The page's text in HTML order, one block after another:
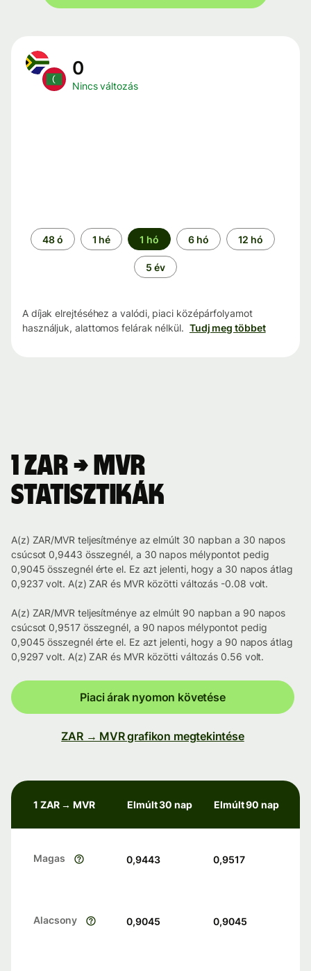
0
Nincs változás
Időszak
48 ó 1 hé 1 hó 6 hó 12 hó
5 év
A díjak elrejtéséhez a valódi, piaci középárfolyamot
használjuk, alattomos felárak nélkül. Tudj meg többet
1 ZAR → MVR
statisztikák
A(z) ZAR/MVR teljesítménye az elmúlt 30 napban a 30 napos
csúcsot 0,9443 összegnél, a 30 napos mélypontot pedig
0,9045 összegnél érte el. Ez azt jelenti, hogy a 30 napos átlag
0,9237 volt. A(z) ZAR és MVR közötti változás -0.08 volt.
A(z) ZAR/MVR teljesítménye az elmúlt 90 napban a 90 napos
csúcsot 0,9517 összegnél, a 90 napos mélypontot pedig
0,9045 összegnél érte el. Ez azt jelenti, hogy a 90 napos átlag
0,9297 volt. A(z) ZAR és MVR közötti változás 0.56 volt.
Piaci árak nyomon követése
ZAR → MVR grafikon megtekintése
1 ZAR → MVR Elmúlt 30 nap Elmúlt 90 nap
Magas 0,9443 0,9517
Alacsony 0,9045 0,9045